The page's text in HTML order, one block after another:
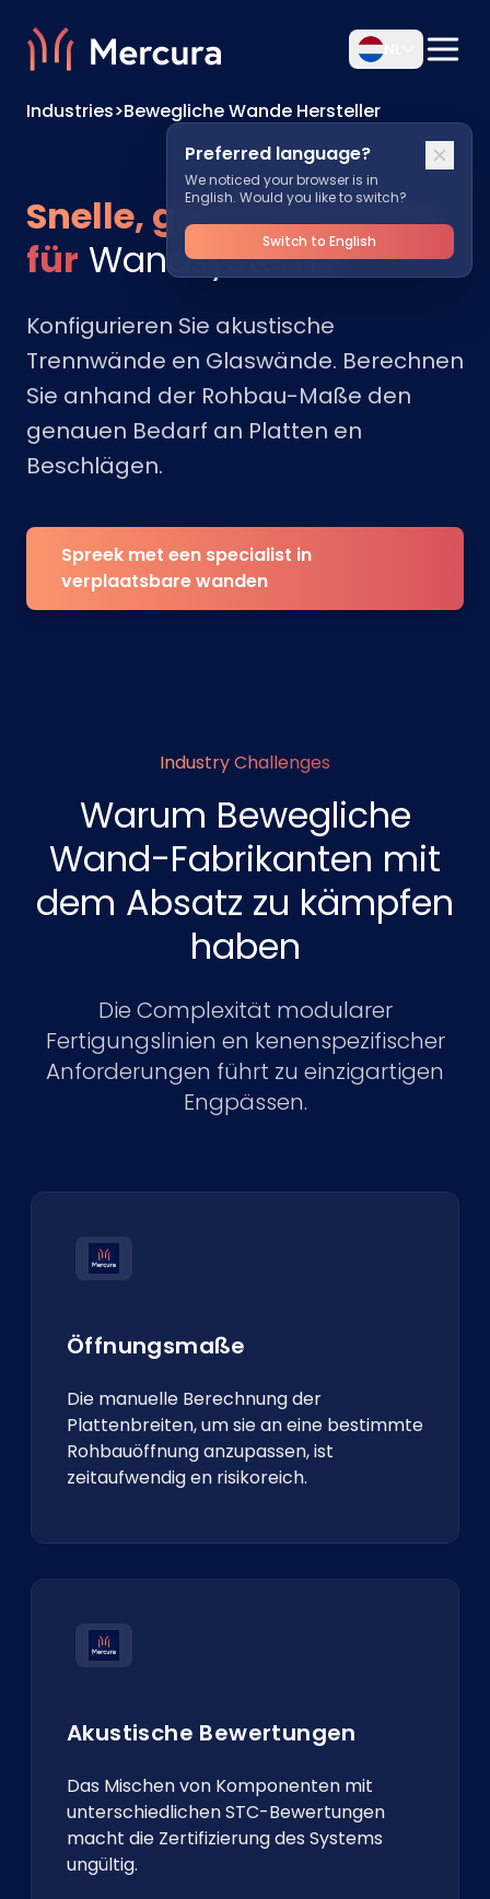
Preferred language?
We noticed your browser is in
English. Would you like to switch?
Switch to English
Industries>Bewegliche Wande Hersteller
Snelle, genaue Offertes
für Wandsysteme
Konfigurieren Sie akustische
Trennwände en Glaswände. Berechnen
Sie anhand der Rohbau-Maße den
genauen Bedarf an Platten en
Beschlägen.
Spreek met een specialist in
verplaatsbare wanden
Industry Challenges
Warum Bewegliche
Wand-Fabrikanten mit
dem Absatz zu kämpfen
haben
Die Complexität modularer
Fertigungslinien en kenenspezifischer
Anforderungen führt zu einzigartigen
Engpässen.
Öffnungsmaße
Die manuelle Berechnung der
Plattenbreiten, um sie an eine bestimmte
Rohbauöffnung anzupassen, ist
zeitaufwendig en risikoreich.
Akustische Bewertungen
Das Mischen von Komponenten mit
unterschiedlichen STC-Bewertungen
macht die Zertifizierung des Systems
ungültig.